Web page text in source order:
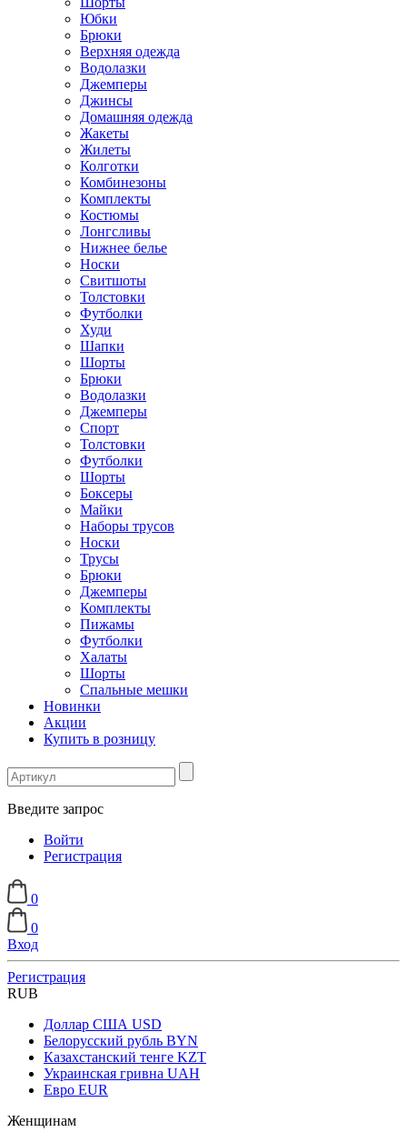
Юбки
Брюки
Верхняя одежда
Водолазки
Джемперы
Джинсы
Домашняя одежда
Жакеты
Жилеты
Колготки
Комбинезоны
Комплекты
Костюмы
Лонгсливы
Нижнее белье
Носки
Свитшоты
Толстовки
Футболки
Худи
Шапки
Шорты
Брюки
Водолазки
Джемперы
Спорт
Толстовки
Футболки
Шорты
Боксеры
Майки
Наборы трусов
Носки
Трусы
Брюки
Джемперы
Комплекты
Пижамы
Футболки
Халаты
Шорты
Спальные мешки
Новинки
Акции
Купить в розницу
Введите запрос
Войти
Регистрация
0
0
Вход
Регистрация
RUB
Доллар США USD
Белорусский рубль BYN
Казахстанский тенге KZT
Украинская гривна UAH
Евро EUR
Женщинам